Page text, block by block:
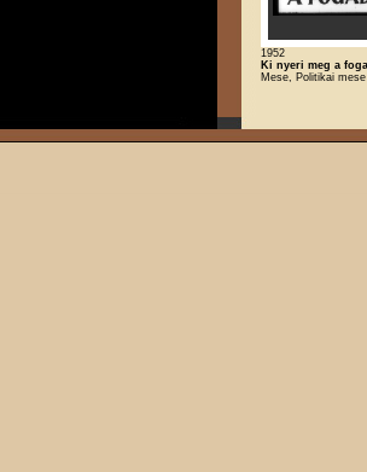
1952
Ki nyeri meg a
Mese, Politikai mese